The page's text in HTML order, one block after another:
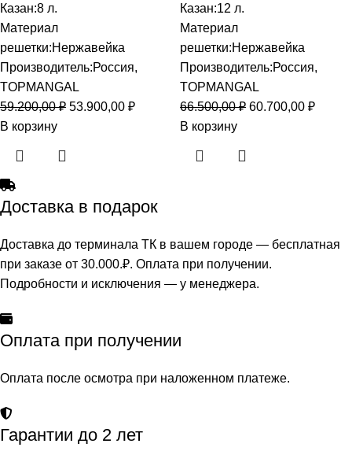
Казан:8 л.
Материал
решетки:Нержавейка
Производитель:Россия,
TOPMANGAL
59.200,00₽ 53.900,00 ₽
В корзину
Казан:12 л.
Материал
решетки:Нержавейка
Производитель:Россия,
TOPMANGAL
66.500,00₽ 60.700,00 ₽
В корзину
Доставка в подарок
Доставка до терминала ТК в вашем городе — бесплатная
при заказе от 30.000.₽. Оплата при получении.
Подробности и исключения — у менеджера.
Оплата при получении
Оплата после осмотра при наложенном платеже.
Гарантии до 2 лет